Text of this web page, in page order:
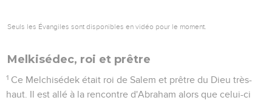
Seuls les Évangiles sont disponibles en vidéo pour le moment.
Melkisédec, roi et prêtre
1 Ce Melchisédek était roi de Salem et prêtre du Dieu très-
haut. Il est allé à la rencontre d'Abraham alors que celui-ci